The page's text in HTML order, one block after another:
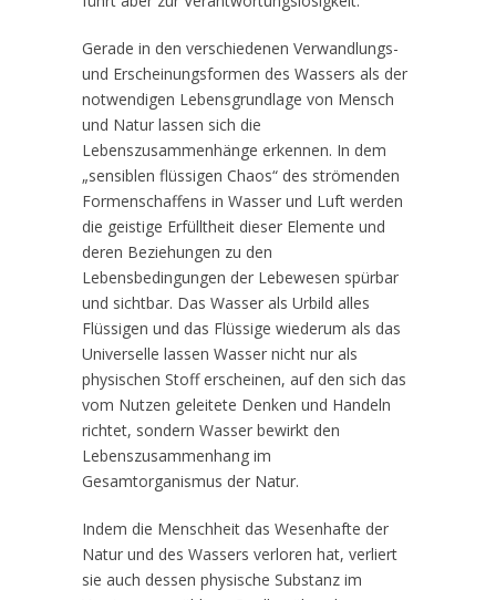
Gerade in den verschiedenen Verwandlungs-
und Erscheinungsformen des Wassers als der
notwendigen Lebensgrundlage von Mensch
und Natur lassen sich die
Lebenszusammenhänge erkennen. In dem
„sensiblen flüssigen Chaos“ des strömenden
Formenschaffens in Wasser und Luft werden
die geistige Erfülltheit dieser Elemente und
deren Beziehungen zu den
Lebensbedingungen der Lebewesen spürbar
und sichtbar. Das Wasser als Urbild alles
Flüssigen und das Flüssige wiederum als das
Universelle lassen Wasser nicht nur als
physischen Stoff erscheinen, auf den sich das
vom Nutzen geleitete Denken und Handeln
richtet, sondern Wasser bewirkt den
Lebenszusammenhang im
Gesamtorganismus der Natur.
Indem die Menschheit das Wesenhafte der
Natur und des Wassers verloren hat, verliert
sie auch dessen physische Substanz im